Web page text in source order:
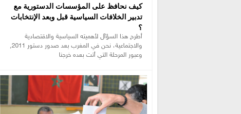
كيف نحافظ على المؤسسات الدستورية مع
تدبير الخلافات السياسية قبل وبعد الإنتخابات
؟
أطرح هذا السؤآل لأهميته السياسية والاقتصادية
والاجتماعية، نحن في المغرب بعد صدور دستور 2011,
وعبور المرحلة التي أتت بعده خرجنا